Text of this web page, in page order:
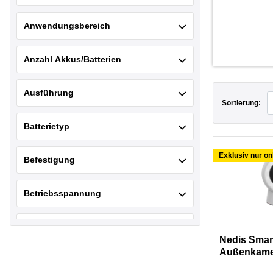
Filtern nach Hersteller: Stabo
Filtern nach Hersteller: UNITEC
Filtern nach Hersteller: hama®
Anwendungsbereich
Anzahl Akkus/Batterien
Ausführung
Batterietyp
Befestigung
Betriebsspannung
Breite Aufgebaut
Sortierung:
Exklusiv nur
Nedis